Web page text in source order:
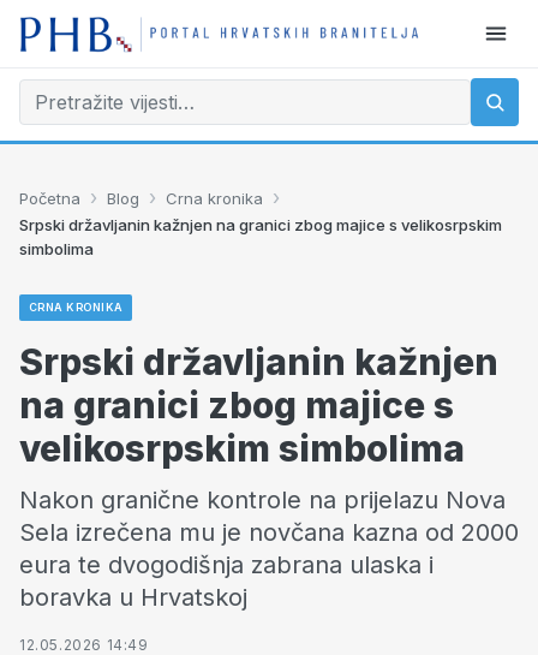
Početna › Blog › Crna kronika ›
Srpski državljanin kažnjen na granici zbog majice s velikosrpskim
simbolima
CRNA KRONIKA
Srpski državljanin kažnjen
na granici zbog majice s
velikosrpskim simbolima
Nakon granične kontrole na prijelazu Nova
Sela izrečena mu je novčana kazna od 2000
eura te dvogodišnja zabrana ulaska i
boravka u Hrvatskoj
12.05.2026 14:49